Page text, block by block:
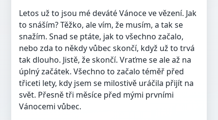
Letos už to jsou mé deváté Vánoce ve vězení. Jak
to snáším? Těžko, ale vím, že musím, a tak se
snažím. Snad se ptáte, jak to všechno začalo,
nebo zda to někdy vůbec skončí, když už to trvá
tak dlouho. Jistě, že skončí. Vraťme se ale až na
úplný začátek. Všechno to začalo téměř před
třiceti lety, kdy jsem se milostivě uráčila přijít na
svět. Přesně tři měsíce před mými prvními
Vánocemi vůbec.